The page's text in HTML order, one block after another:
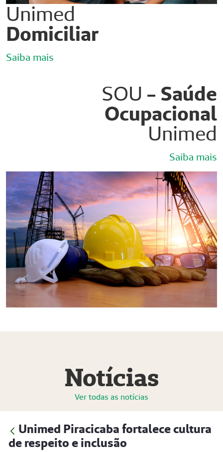
Unimed
Domiciliar
Saiba mais
SOU - Saúde
Ocupacional
Unimed
Saiba mais
Notícias
Ver todas as notícias
Unimed Piracicaba fortalece cultura
de respeito e inclusão